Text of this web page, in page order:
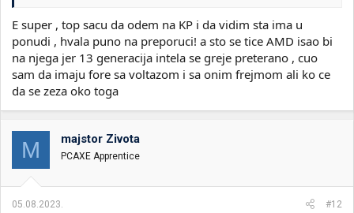
E super , top sacu da odem na KP i da vidim sta ima u
ponudi , hvala puno na preporuci! a sto se tice AMD isao bi
na njega jer 13 generacija intela se greje preterano , cuo
sam da imaju fore sa voltazom i sa onim frejmom ali ko ce
da se zeza oko toga
M majstor Zivota
PCAXE Apprentice
05.08.2023. #12